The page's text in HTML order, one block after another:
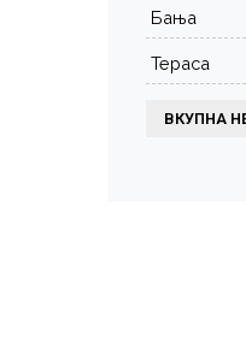
Бања
Тераса
ВКУПНА